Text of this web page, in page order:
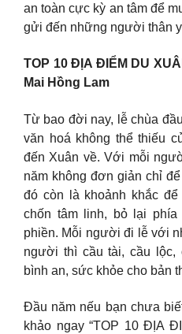
an toàn cực kỳ an tâm để
gửi đến những người thân
TOP 10 ĐỊA ĐIỂM DU
Mai Hồng Lam
Từ bao đời nay, lễ chùa
văn hoá không thể thiếu
đến Xuân về. Với mỗi
năm không đơn giản chỉ
đó còn là khoảnh khắc
chốn tâm linh, bỏ lại
phiền. Mỗi người đi lễ với
người thì cầu tài, cầu lộc,
bình an, sức khỏe cho bản
Đầu năm nếu bạn chưa
khảo ngay “TOP 10 ĐỊA